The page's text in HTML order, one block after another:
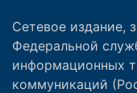
Сетевое издание,
Федеральной
информационных
коммуникаций